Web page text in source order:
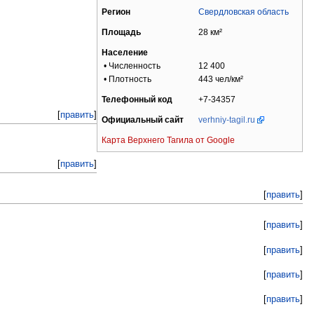
Регион Свердловская область
Площадь 28 км²
Население
• Численность
• Плотность
12 400
443 чел/км²
Телефонный код +7-34357
Официальный сайт verhniy-tagil.ru
Карта Верхнего Тагила от Google
[править]
[править]
[править]
[править]
[править]
[править]
[править]